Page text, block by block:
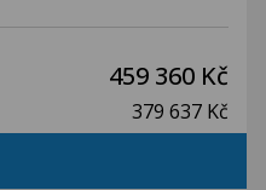
459 360 Kč
379 637 Kč